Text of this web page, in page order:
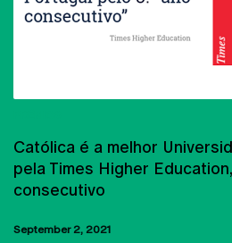
Católica é a melhor
pela Times Higher
consecutivo
September 2, 2021